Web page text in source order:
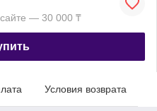
— 30 000 ₸
Условия возврата